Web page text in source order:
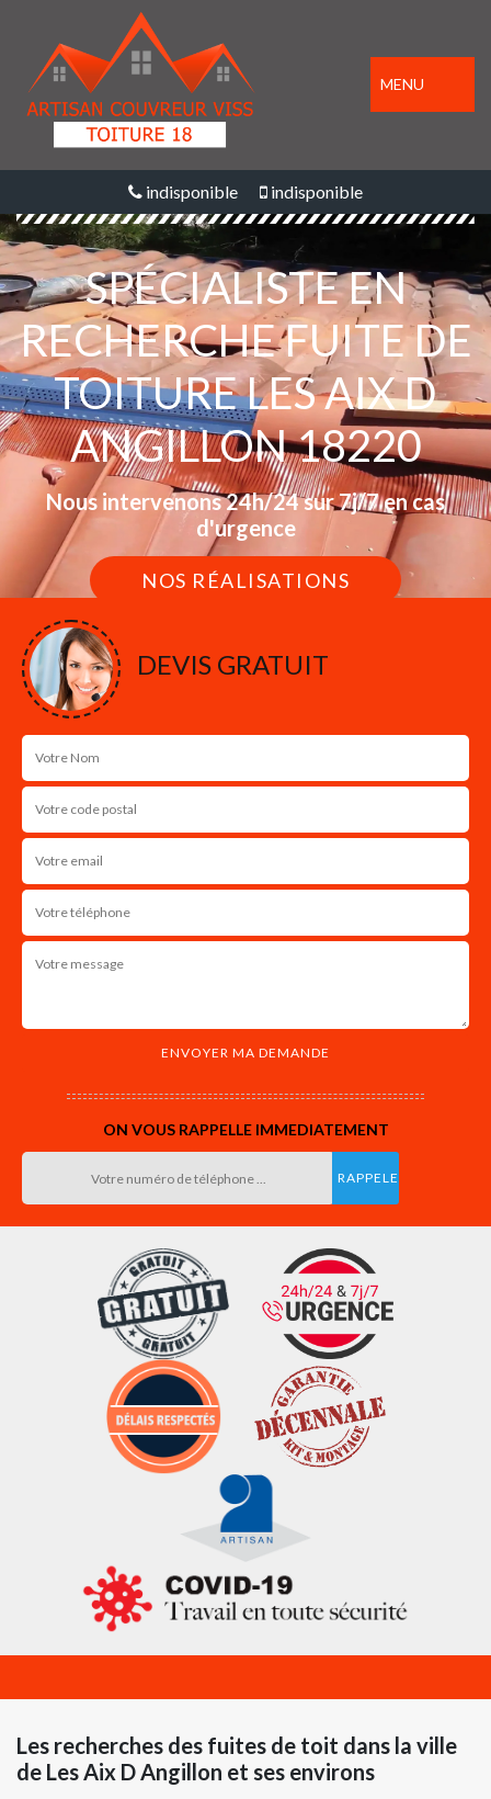
MENU
indisponible indisponible
SPÉCIALISTE EN
RECHERCHE FUITE DE
TOITURE LES AIX D
ANGILLON 18220
Nous intervenons 24h/24 sur 7j/7 en cas
d'urgence
NOS RÉALISATIONS
DEVIS GRATUIT
ON VOUS RAPPELLE IMMEDIATEMENT
Les recherches des fuites de toit dans la ville
de Les Aix D Angillon et ses environs